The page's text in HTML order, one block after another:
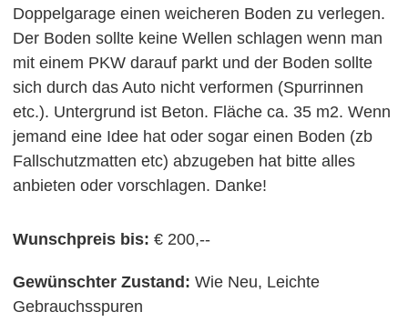
Doppelgarage einen weicheren Boden zu verlegen.
Der Boden sollte keine Wellen schlagen wenn man
mit einem PKW darauf parkt und der Boden sollte
sich durch das Auto nicht verformen (Spurrinnen
etc.). Untergrund ist Beton. Fläche ca. 35 m2. Wenn
jemand eine Idee hat oder sogar einen Boden (zb
Fallschutzmatten etc) abzugeben hat bitte alles
anbieten oder vorschlagen. Danke!
Wunschpreis bis: € 200,--
Gewünschter Zustand: Wie Neu, Leichte
Gebrauchsspuren